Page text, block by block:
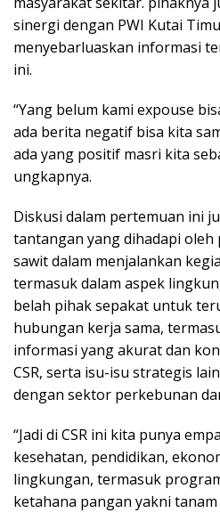
sinergi dengan PWI Kutai
menyebarluaskan informasi
ini.
“Yang belum kami expouse
ada berita negatif bisa kita
ada yang positif masri kita
ungkapnya.
Diskusi dalam pertemuan ini
tantangan yang dihadapi
sawit dalam menjalankan
termasuk dalam aspek
belah pihak sepakat untuk
hubungan kerja sama,
informasi yang akurat dan
CSR, serta isu-isu strategis
dengan sektor perkebunan
“Jadi di CSR ini kita punya
kesehatan, pendidikan,
lingkungan, termasuk
ketahana pangan yakni